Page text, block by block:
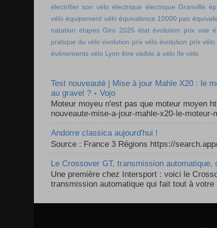
électrifier son vélo électrique électrique Granville
vélo équipement vélo équivalence 10000 pas
natation étapes Giro 2025 état évolution prix vae
pratique du vélo évolution prix vélo évolution prix
évènements vélo Lyon être visible à vélo île vélo
Test nouveauté | Mise à jour Mahle X20 : le
au gravel ? ⋆ Vojo
Moteur moyeu n'est pas que moteur moyen
nouveaute-mise-a-jour-mahle-x20-le-
Andorre classica aujourd'hui !
Source : France 3 Régions https://
Le Crossover GT, transmission automatique,
Une première chez Intersport : voici le
transmission automatique qui fait tout à